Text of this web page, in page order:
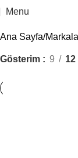
Menu
Ana Sayfa
Gösterim 9 12